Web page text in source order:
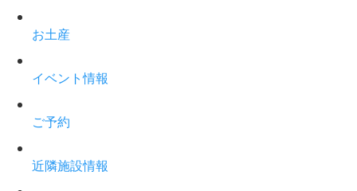
お土産
イベント情報
ご予約
近隣施設情報